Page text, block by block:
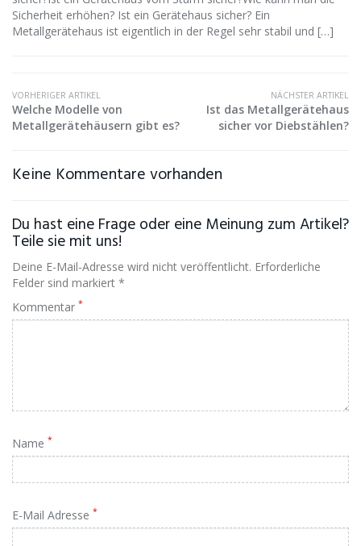
Sicherheit erhöhen? Ist ein Gerätehaus sicher? Ein
Metallgerätehaus ist eigentlich in der Regel sehr stabil und […]
VORHERIGER ARTIKEL
Welche Modelle von
Metallgerätehäusern gibt es?
NÄCHSTER ARTIKEL
Ist das Metallgerätehaus
sicher vor Diebstählen?
Keine Kommentare vorhanden
Du hast eine Frage oder eine Meinung zum Artikel?
Teile sie mit uns!
Deine E-Mail-Adresse wird nicht veröffentlicht. Erforderliche
Felder sind markiert *
Kommentar *
Name *
E-Mail Adresse *